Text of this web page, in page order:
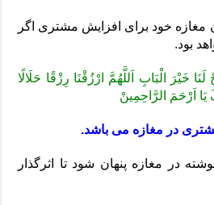
مغازه خود برای افزایش مشتری اگر
بود.
لَنَا خَیْرَ الْبَابِ اَللَّهُمَّ ارْزُقْنَا رِزْقًا حَلَالًا
اَرْحَمَ الرَّاحِمِینْ
در مغازه می ‌باشد.
در مغازه پنهان شود تا اثرگذار